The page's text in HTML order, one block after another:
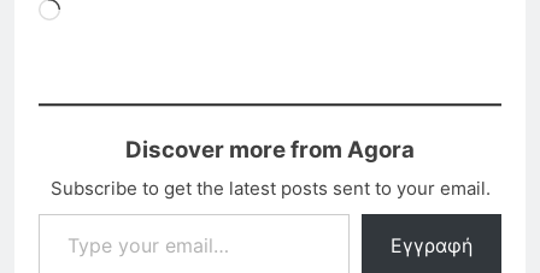
Loading…
Discover more from Agora
Subscribe to get the latest posts sent to your email.
Type your email…
Εγγραφή